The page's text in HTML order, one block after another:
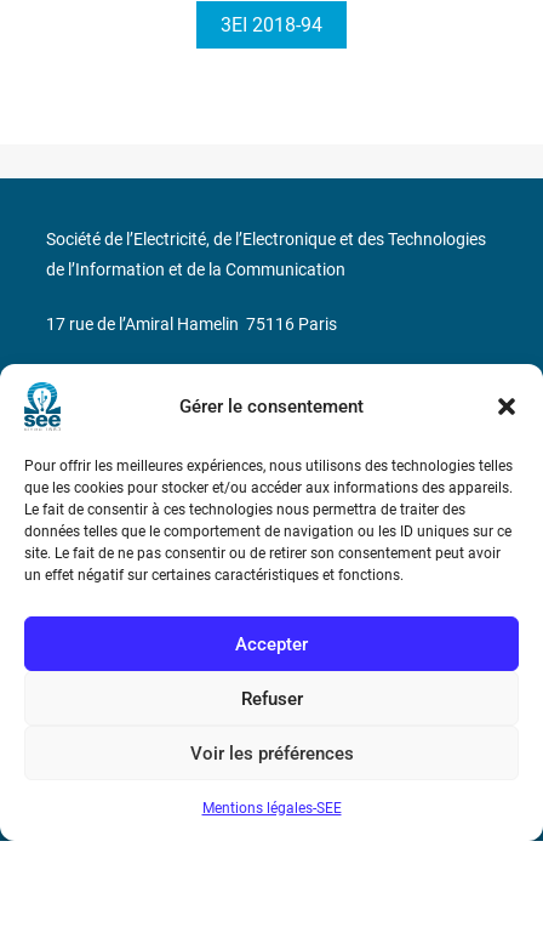
Gérer le consentement
Pour offrir les meilleures expériences, nous utilisons des technologies telles
que les cookies pour stocker et/ou accéder aux informations des appareils.
Le fait de consentir à ces technologies nous permettra de traiter des
données telles que le comportement de navigation ou les ID uniques sur ce
site. Le fait de ne pas consentir ou de retirer son consentement peut avoir
un effet négatif sur certaines caractéristiques et fonctions.
Accepter
Refuser
Voir les préférences
Mentions légales-SEE
3EI 2018-94
Bicentenaire des découvertes d’André-
Conditions Générales de Vente
Mentions légales
Société de l’Electricité, de l’Electronique et des Technologies
de l’Information et de la Communication
17 rue de l’Amiral Hamelin 75116 Paris
Métro : « Boissière » Ligne 6 et « Iéna » Ligne 9
Téléphone : (+33) 1 56 90 37 17
N° de SIREN : 785 393 232, Code APE : 9412Z TVA intra-
communautaire : FR44 785 393 232